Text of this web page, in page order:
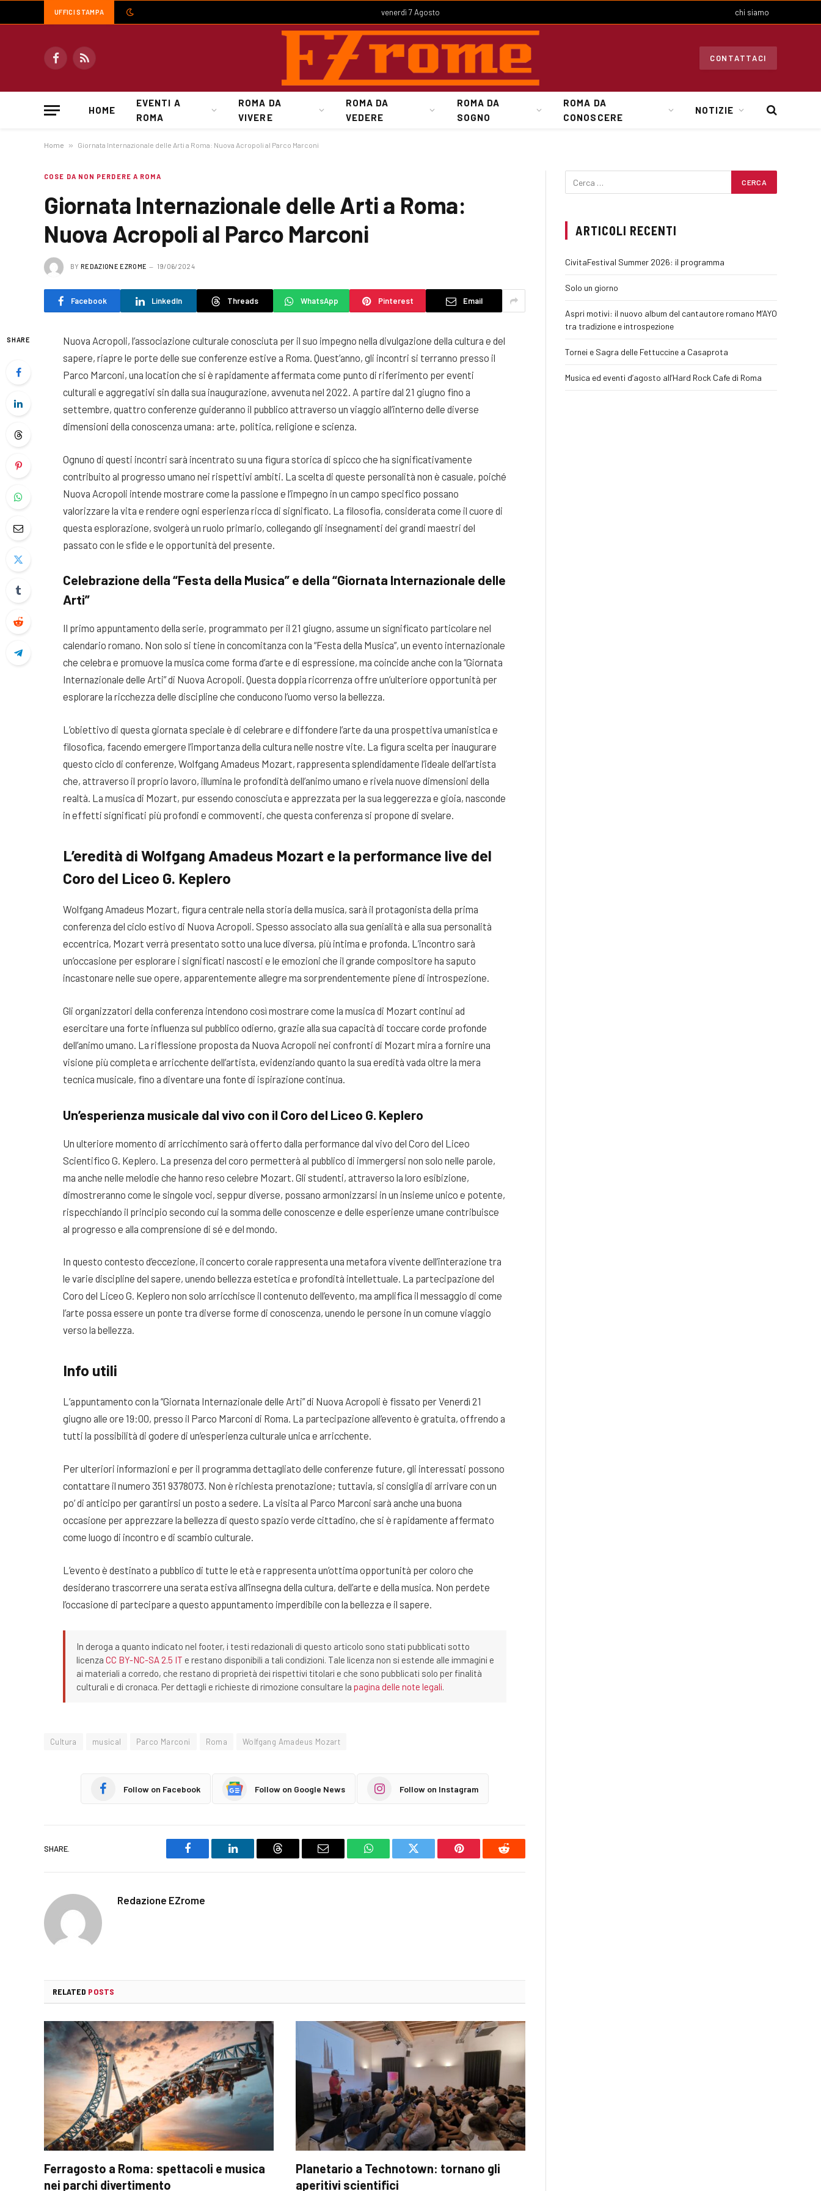
UFFICI STAMPA venerdì 7 Agosto chi siamo
FacebookRSS
CONTATTACI
HOME
EVENTI A
ROMA
ROMA DA
VIVERE
ROMA DA
VEDERE
ROMA DA
SOGNO
ROMA DA
CONOSCERE
NOTIZIE
Home » Giornata Internazionale delle Arti a Roma: Nuova Acropoli al Parco Marconi
COSE DA NON PERDERE A ROMA
Giornata Internazionale delle Arti a Roma:
Nuova Acropoli al Parco Marconi
BY REDAZIONE EZROME 19/06/2024
Facebook LinkedIn Threads WhatsApp Pinterest Email
SHARE
Nuova Acropoli, l’associazione culturale conosciuta per il suo impegno nella divulgazione della cultura e del
sapere, riapre le porte delle sue conferenze estive a Roma. Quest’anno, gli incontri si terranno presso il
Parco Marconi, una location che si è rapidamente affermata come punto di riferimento per eventi
culturali e aggregativi sin dalla sua inaugurazione, avvenuta nel 2022. A partire dal 21 giugno fino a
settembre, quattro conferenze guideranno il pubblico attraverso un viaggio all’interno delle diverse
dimensioni della conoscenza umana: arte, politica, religione e scienza.
Ognuno di questi incontri sarà incentrato su una figura storica di spicco che ha significativamente
contribuito al progresso umano nei rispettivi ambiti. La scelta di queste personalità non è casuale, poiché
Nuova Acropoli intende mostrare come la passione e l’impegno in un campo specifico possano
valorizzare la vita e rendere ogni esperienza ricca di significato. La filosofia, considerata come il cuore di
questa esplorazione, svolgerà un ruolo primario, collegando gli insegnamenti dei grandi maestri del
passato con le sfide e le opportunità del presente.
Celebrazione della “Festa della Musica” e della “Giornata Internazionale delle
Arti”
Il primo appuntamento della serie, programmato per il 21 giugno, assume un significato particolare nel
calendario romano. Non solo si tiene in concomitanza con la “Festa della Musica”, un evento internazionale
che celebra e promuove la musica come forma d’arte e di espressione, ma coincide anche con la “Giornata
Internazionale delle Arti” di Nuova Acropoli. Questa doppia ricorrenza offre un’ulteriore opportunità per
esplorare la ricchezza delle discipline che conducono l’uomo verso la bellezza.
L’obiettivo di questa giornata speciale è di celebrare e diffondere l’arte da una prospettiva umanistica e
filosofica, facendo emergere l’importanza della cultura nelle nostre vite. La figura scelta per inaugurare
questo ciclo di conferenze, Wolfgang Amadeus Mozart, rappresenta splendidamente l’ideale dell’artista
che, attraverso il proprio lavoro, illumina le profondità dell’animo umano e rivela nuove dimensioni della
realtà. La musica di Mozart, pur essendo conosciuta e apprezzata per la sua leggerezza e gioia, nasconde
in effetti significati più profondi e commoventi, che questa conferenza si propone di svelare.
L’eredità di Wolfgang Amadeus Mozart e la performance live del
Coro del Liceo G. Keplero
Wolfgang Amadeus Mozart, figura centrale nella storia della musica, sarà il protagonista della prima
conferenza del ciclo estivo di Nuova Acropoli. Spesso associato alla sua genialità e alla sua personalità
eccentrica, Mozart verrà presentato sotto una luce diversa, più intima e profonda. L’incontro sarà
un’occasione per esplorare i significati nascosti e le emozioni che il grande compositore ha saputo
incastonare nelle sue opere, apparentemente allegre ma sorprendentemente piene di introspezione.
Gli organizzatori della conferenza intendono così mostrare come la musica di Mozart continui ad
esercitare una forte influenza sul pubblico odierno, grazie alla sua capacità di toccare corde profonde
dell’animo umano. La riflessione proposta da Nuova Acropoli nei confronti di Mozart mira a fornire una
visione più completa e arricchente dell’artista, evidenziando quanto la sua eredità vada oltre la mera
tecnica musicale, fino a diventare una fonte di ispirazione continua.
Un’esperienza musicale dal vivo con il Coro del Liceo G. Keplero
Un ulteriore momento di arricchimento sarà offerto dalla performance dal vivo del Coro del Liceo
Scientifico G. Keplero. La presenza del coro permetterà al pubblico di immergersi non solo nelle parole,
ma anche nelle melodie che hanno reso celebre Mozart. Gli studenti, attraverso la loro esibizione,
dimostreranno come le singole voci, seppur diverse, possano armonizzarsi in un insieme unico e potente,
rispecchiando il principio secondo cui la somma delle conoscenze e delle esperienze umane contribuisce
al progresso e alla comprensione di sé e del mondo.
In questo contesto d’eccezione, il concerto corale rappresenta una metafora vivente dell’interazione tra
le varie discipline del sapere, unendo bellezza estetica e profondità intellettuale. La partecipazione del
Coro del Liceo G. Keplero non solo arricchisce il contenuto dell’evento, ma amplifica il messaggio di come
l’arte possa essere un ponte tra diverse forme di conoscenza, unendo le persone in un comune viaggio
verso la bellezza.
Info utili
L’appuntamento con la “Giornata Internazionale delle Arti” di Nuova Acropoli è fissato per Venerdì 21
giugno alle ore 19:00, presso il Parco Marconi di Roma. La partecipazione all’evento è gratuita, offrendo a
tutti la possibilità di godere di un’esperienza culturale unica e arricchente.
Per ulteriori informazioni e per il programma dettagliato delle conferenze future, gli interessati possono
contattare il numero 351 9378073. Non è richiesta prenotazione; tuttavia, si consiglia di arrivare con un
po’ di anticipo per garantirsi un posto a sedere. La visita al Parco Marconi sarà anche una buona
occasione per apprezzare la bellezza di questo spazio verde cittadino, che si è rapidamente affermato
come luogo di incontro e di scambio culturale.
L’evento è destinato a pubblico di tutte le età e rappresenta un’ottima opportunità per coloro che
desiderano trascorrere una serata estiva all’insegna della cultura, dell’arte e della musica. Non perdete
l’occasione di partecipare a questo appuntamento imperdibile con la bellezza e il sapere.
In deroga a quanto indicato nel footer, i testi redazionali di questo articolo sono stati pubblicati sotto
licenza CC BY-NC-SA 2.5 IT e restano disponibili a tali condizioni. Tale licenza non si estende alle immagini e
ai materiali a corredo, che restano di proprietà dei rispettivi titolari e che sono pubblicati solo per finalità
culturali e di cronaca. Per dettagli e richieste di rimozione consultare la pagina delle note legali.
Cultura musical Parco Marconi Roma Wolfgang Amadeus Mozart
Follow on Facebook Follow on Google News Follow on Instagram
SHARE.
Facebook LinkedIn Threads Email WhatsAppTwitter Pinterest Reddit
Redazione EZrome
RELATED POSTS
Ferragosto a Roma: spettacoli e musica
nei parchi divertimento
Planetario a Technotown: tornano gli
aperitivi scientifici
ARTICOLI RECENTI
CivitaFestival Summer 2026: il programma
Solo un giorno
Aspri motivi: il nuovo album del cantautore romano M’AYO
tra tradizione e introspezione
Tornei e Sagra delle Fettuccine a Casaprota
Musica ed eventi d’agosto all’Hard Rock Cafe di Roma